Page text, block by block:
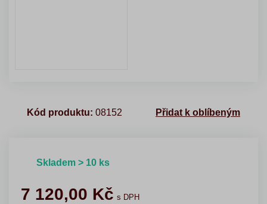
Kód produktu: 08152 Přidat k oblíbeným
Skladem > 10 ks
7 120,00 Kč s DPH